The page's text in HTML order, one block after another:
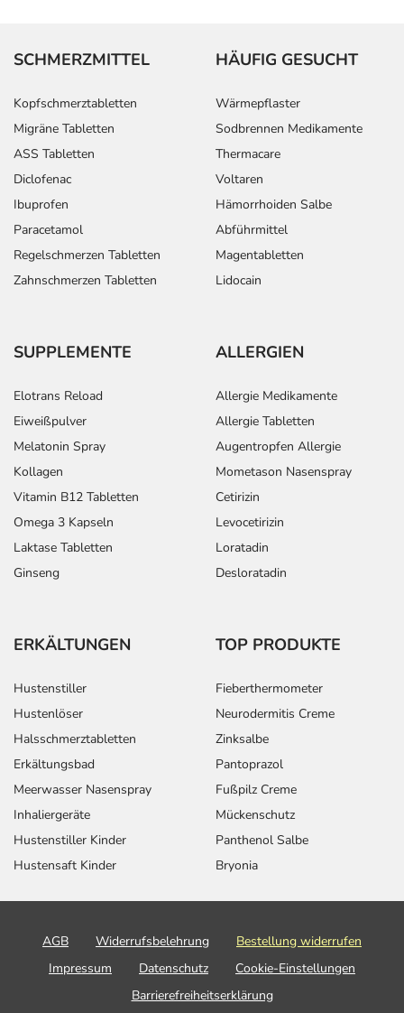
- Ausscheidung von Blutbestandteilen mit dem Urin
- Menstruationsstörung
- Gelenkschmerzen
- Fieber
- Unwohlsein
- Allgemeine Schwäche
- Entzündung der Zunge
- Infektion der oberen Atemwege (URTI)
- Infektiöse Halsentzündung (Pharyngitis)
- Schnupfen
- Zähneknirschen
- Gut- oder bösartige Neubildung von Körpergeweben
- Verstärkter Harndrang
- Störungen bei der Entleerung der Harnblase
Bemerken Sie eine Befindlichkeitsstörung oder
Veränderung während der Behandlung, wenden Sie sich
an Ihren Arzt oder Apotheker.
Für die Information an dieser Stelle werden vor allem
Nebenwirkungen berücksichtigt, die bei mindestens
Depression und
ein Wiederauftreten
einer Depression -
Behandlungsbeginn:
Erwachsene 1 Tablette 1-mal täglich
Depression und
ein Wiederauftreten
Erwachsene 2 Tabletten
Zwangserkrankung
Behandlungsbeginn:
Erwachsene 1 Tablette 1-mal täglich
SCHMERZMITTEL
Kopfschmerztabletten
Migräne Tabletten
ASS Tabletten
Diclofenac
Ibuprofen
Paracetamol
Regelschmerzen Tabletten
Zahnschmerzen Tabletten
HÄUFIG GESUCHT
Wärmepflaster
Sodbrennen Medikamente
Thermacare
Voltaren
Hämorrhoiden Salbe
Abführmittel
Magentabletten
Lidocain
SUPPLEMENTE
Elotrans Reload
Eiweißpulver
Melatonin Spray
Kollagen
Vitamin B12 Tabletten
Omega 3 Kapseln
Laktase Tabletten
Ginseng
ALLERGIEN
Allergie Medikamente
Allergie Tabletten
Augentropfen Allergie
Mometason Nasenspray
Cetirizin
Levocetirizin
Loratadin
Desloratadin
ERKÄLTUNGEN
Hustenstiller
Hustenlöser
Halsschmerztabletten
Erkältungsbad
Meerwasser Nasenspray
Inhaliergeräte
Hustenstiller Kinder
Hustensaft Kinder
TOP PRODUKTE
Fieberthermometer
Neurodermitis Creme
Zinksalbe
Pantoprazol
Fußpilz Creme
Mückenschutz
Panthenol Salbe
Bryonia
AGB Widerrufsbelehrung
Bestellung widerrufen
Impressum
Datenschutz
Cookie-Einstellungen
Barrierefreiheitserklärung